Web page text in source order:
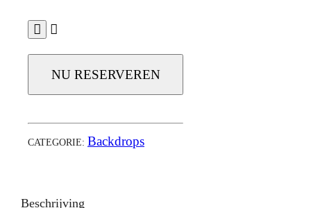
NU RESERVEREN
CATEGORIE: Backdrops
Beschrijving